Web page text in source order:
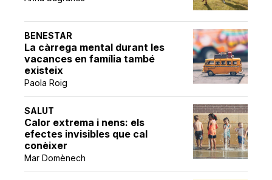
BENESTAR
La càrrega mental durant les
vacances en família també
existeix
Paola Roig
SALUT
Calor extrema i nens: els
efectes invisibles que cal
conèixer
Mar Domènech